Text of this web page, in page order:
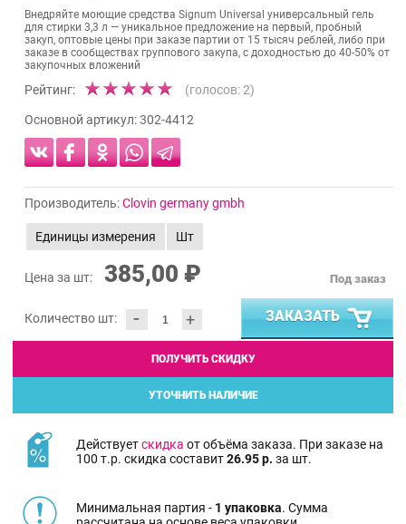
Внедряйте моющие средства Signum Universal универсальный гель
для стирки 3,3 л — уникальное предложение на первый, пробный
закуп, оптовые цены при заказе партии от 15 тысяч реблей, либо при
заказе в сообществах группового закупа, с доходностью до 40-50% от
закупочных вложений
Рейтинг: (голосов:2)
Основной артикул:302-4412
Производитель:Clovin germany gmbh
Единицы измерения Шт
Цена за шт: 385,00 ₽
Количество шт: - +
Под заказ
ЗАКАЗАТЬ
ПОЛУЧИТЬ СКИДКУ
УТОЧНИТЬ НАЛИЧИЕ
Действуетскидка от объёма заказа. При заказе на
100 т.р. скидка составит26.95 р. за шт.
Минимальная партия - 1 упаковка. Сумма